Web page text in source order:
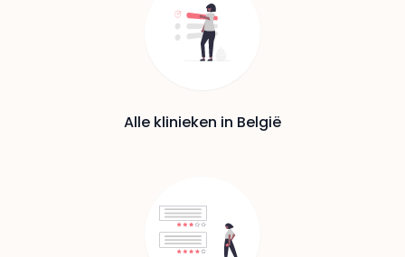
Alle klinieken in België